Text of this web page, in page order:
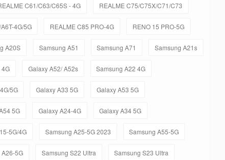
C61/C63/C65S - 4G REALME C75/C75X/C71/C73
4G/5G REALME C85 PRO-4G RENO 15 PRO-5G
A20S Samsung A51 Samsung A71 Samsung A21s
4G Galaxy A52/ A52s Samsung A22 4G
5G Galaxy A33 5G Galaxy A53 5G
5G Galaxy A24-4G Galaxy A34 5G
5G/4G Samsung A25-5G 2023 Samsung A55-5G
5G Samsung S22 Ultra Samsung S23 Ultra